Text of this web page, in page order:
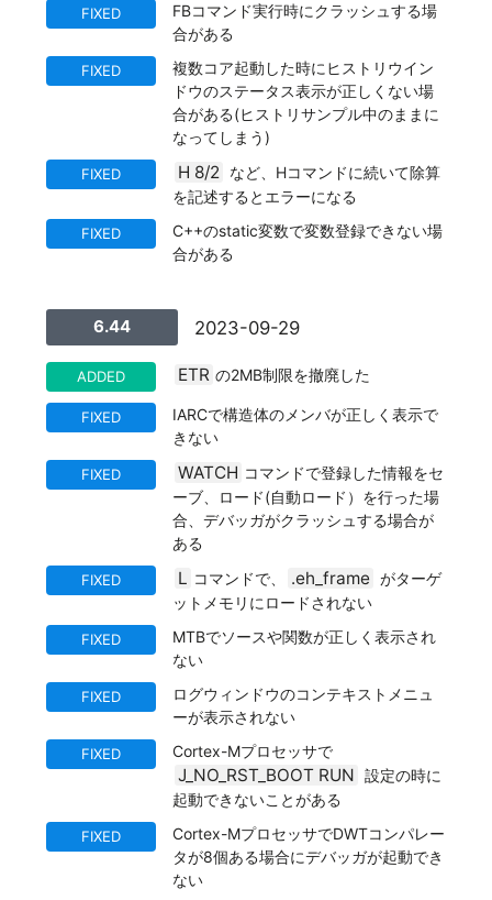
FIXED
FBコマンド実行時にクラッシュする場
合がある
FIXED
複数コア起動した時にヒストリウイン
ドウのステータス表示が正しくない場
合がある(ヒストリサンプル中のままに
なってしまう)
FIXED H 8/2 など、Hコマンドに続いて除算
を記述するとエラーになる
FIXED
C++のstatic変数で変数登録できない場
合がある
6.44 2023-09-29
ADDED ETR の2MB制限を撤廃した
FIXED
IARCで構造体のメンバが正しく表示で
きない
FIXED WATCH コマンドで登録した情報をセ
ーブ、ロード(自動ロード）を行った場
合、デバッガがクラッシュする場合が
ある
FIXED L コマンドで、 .eh_frame がターゲ
ットメモリにロードされない
FIXED
MTBでソースや関数が正しく表示され
ない
FIXED
ログウィンドウのコンテキストメニュ
ーが表示されない
FIXED Cortex-Mプロセッサで
J_NO_RST_BOOT RUN 設定の時に
起動できないことがある
FIXED
Cortex-MプロセッサでDWTコンパレー
タが8個ある場合にデバッガが起動でき
ない